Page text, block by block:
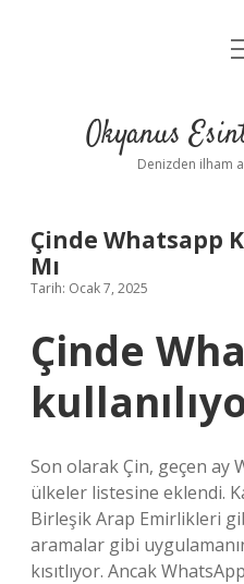
Okyanus
Denizden ilham
Çinde Whatsapp
Mı
Tarih: Ocak 7, 2025
Çinde
Son olarak Çin, geçen ay
ülkeler listesine eklendi.
Birleşik Arap Emirlikleri
aramalar gibi
kısıtlıyor. Ancak